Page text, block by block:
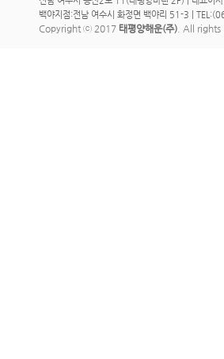
백야지점:전남 여수시 화정면 백야리 51-3 |
Copyright ⓒ 2017 태평양해운(주) . All